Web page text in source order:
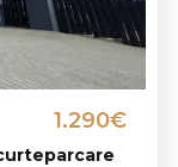
1.290€